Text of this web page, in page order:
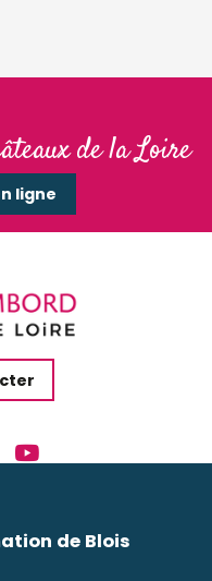
de la Loire
ligne
de Blois